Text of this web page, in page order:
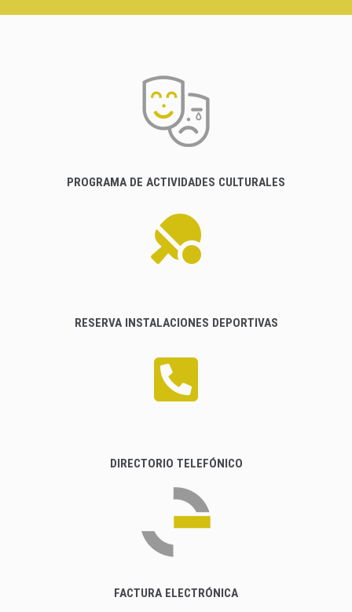
PROGRAMA DE ACTIVIDADES CULTURALES
RESERVA INSTALACIONES DEPORTIVAS
DIRECTORIO TELEFÓNICO
FACTURA ELECTRÓNICA